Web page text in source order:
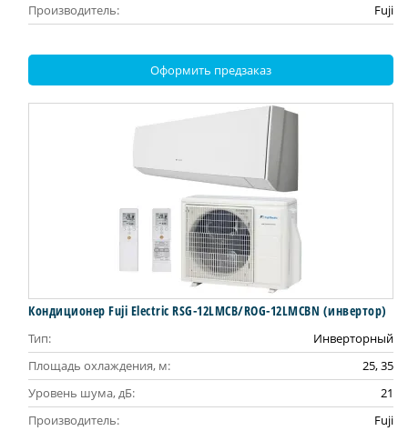
Производитель:
Fuji
Оформить предзаказ
Кондиционер Fuji Electric RSG-12LMCB/ROG-12LMCBN (инвертор)
Тип:
Инверторный
Площадь охлаждения, м:
25, 35
Уровень шума, дБ:
21
Производитель:
Fuji